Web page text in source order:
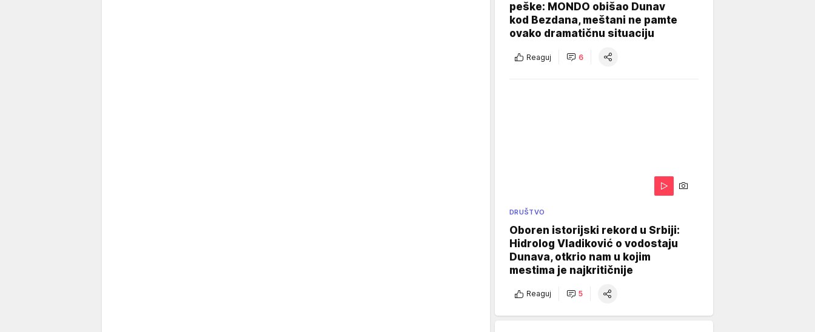
peške: MONDO obišao Dunav
kod Bezdana, meštani ne pamte
ovako dramatičnu situaciju
Reaguj 6
DRUŠTVO
Oboren istorijski rekord u Srbiji:
Hidrolog Vladiković o vodostaju
Dunava, otkrio nam u kojim
mestima je najkritičnije
Reaguj 5